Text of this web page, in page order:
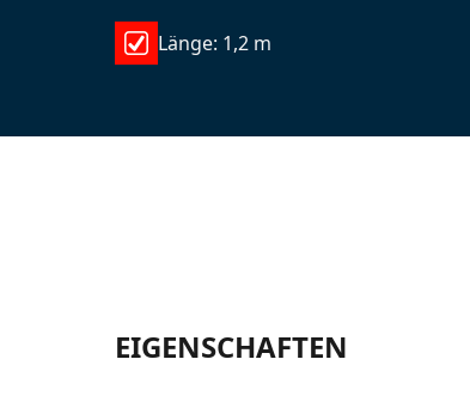
Länge: 1,2 m
EIGENSCHAFTEN